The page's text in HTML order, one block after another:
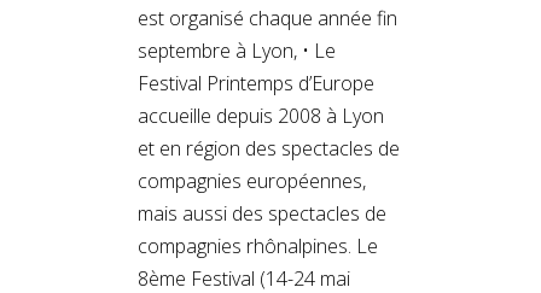
est organisé chaque année fin
septembre à Lyon, • Le
Festival Printemps d’Europe
accueille depuis 2008 à Lyon
et en région des spectacles de
compagnies européennes,
mais aussi des spectacles de
compagnies rhônalpines. Le
8ème Festival (14-24 mai